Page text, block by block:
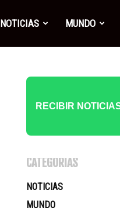
NOTICIAS MUNDO
RECIBIR
CATEGORÍAS
NOTICIAS
MUNDO